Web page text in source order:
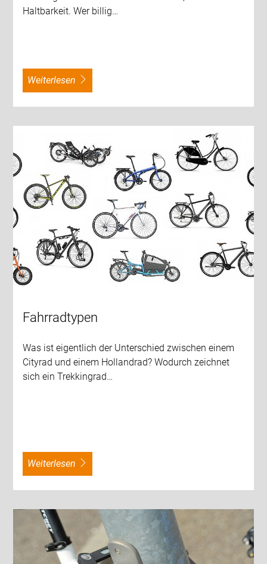
Haltbarkeit. Wer billig…
weiterlesen
Fahrradtypen
Was ist eigentlich der Unterschied zwischen einem
Cityrad und einem Hollandrad? Wodurch zeichnet
sich ein Trekkingrad…
weiterlesen